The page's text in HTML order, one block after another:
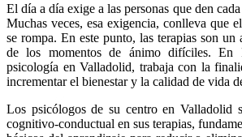
El día a día exige a las personas que den
Muchas veces, esa exigencia, conlleva que
se rompa. En este punto, las terapias son un
de los momentos de ánimo difíciles. En
psicología en Valladolid, trabaja con la
incrementar el bienestar y la calidad de vida
Los psicólogos de su centro en Valladolid
cognitivo-conductual en sus terapias,